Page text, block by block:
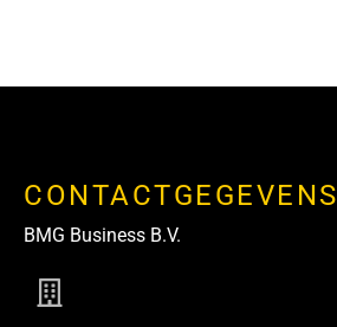
CONTACTGEGEVENS
BMG Business B.V.